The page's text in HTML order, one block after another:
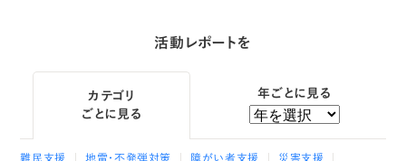
活動レポートを
カテゴリ
ごとに見る
年ごとに見る